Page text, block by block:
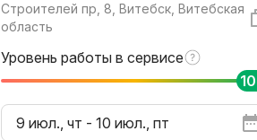
Строителей пр, 8, Витебск, Витебская
область
Уровень работы в сервисе
9 июл., чт - 10 июл., пт